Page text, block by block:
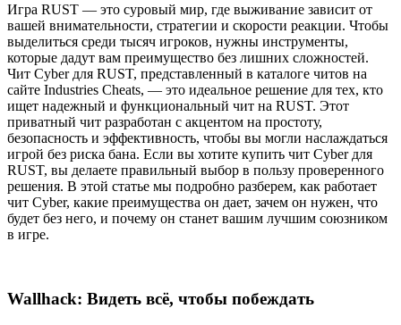
Игра RUST — это суровый мир, где выживание зависит от
вашей внимательности, стратегии и скорости реакции. Чтобы
выделиться среди тысяч игроков, нужны инструменты,
которые дадут вам преимущество без лишних сложностей.
Чит Cyber для RUST, представленный в каталоге читов на
сайте Industries Cheats, — это идеальное решение для тех, кто
ищет надежный и функциональный чит на RUST. Этот
приватный чит разработан с акцентом на простоту,
безопасность и эффективность, чтобы вы могли наслаждаться
игрой без риска бана. Если вы хотите купить чит Cyber для
RUST, вы делаете правильный выбор в пользу проверенного
решения. В этой статье мы подробно разберем, как работает
чит Cyber, какие преимущества он дает, зачем он нужен, что
будет без него, и почему он станет вашим лучшим союзником
в игре.
Wallhack: Видеть всё, чтобы побеждать